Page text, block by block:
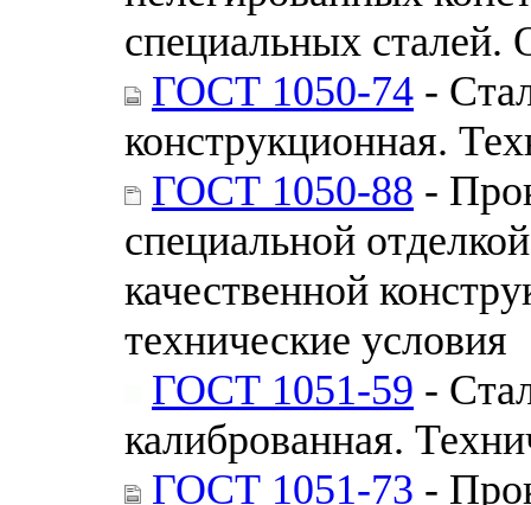
специальных сталей.
ГОСТ 1050-74 -
конструкционная.
ГОСТ 1050-88 -
специальной
качественной
технические условия
ГОСТ 1051-59 -
калиброванная.
ГОСТ 1051-73 -